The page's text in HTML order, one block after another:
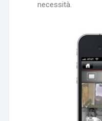
necessità.